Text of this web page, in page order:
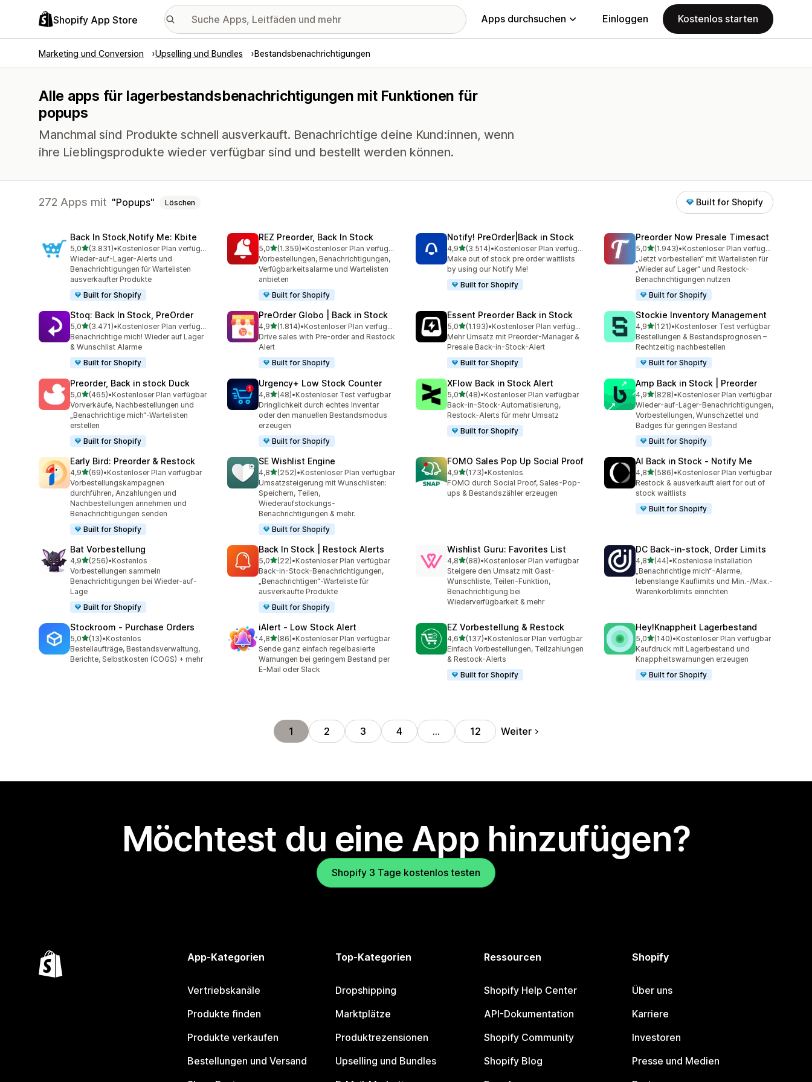
Shopify App Store Apps durchsuchen Einloggen Kostenlos starten
Marketing und Conversion Upselling und Bundles Bestandsbenachrichtigungen
Alle apps für lagerbestandsbenachrichtigungen mit Funktionen für
popups
Manchmal sind Produkte schnell ausverkauft. Benachrichtige deine Kund:innen, wenn
ihre Lieblingsprodukte wieder verfügbar sind und bestellt werden können.
272 Apps mit Popups Löschen Built for Shopify
Back In Stock,Notify Me: Kbite
5,0von 5 Sternen
(3.831)
3831 Rezensionen insgesamt
•
Kostenloser Plan verfügbar
Wieder-auf-Lager-Alerts und
Benachrichtigungen für Wartelisten
ausverkaufter Produkte
Built for Shopify
REZ Preorder, Back In Stock
5,0von 5 Sternen
(1.359)
1359 Rezensionen insgesamt
•
Kostenloser Plan verfügbar
Vorbestellungen, Benachrichtigungen,
Verfügbarkeitsalarme und Wartelisten
anbieten
Built for Shopify
Notify! PreOrder|Back in Stock
4,9von 5 Sternen
(3.514)
3514 Rezensionen insgesamt
•
Kostenloser Plan verfügbar
Make out of stock pre order waitlists
by using our Notify Me!
Built for Shopify
Preorder Now Presale Timesact
5,0von 5 Sternen
(1.943)
1943 Rezensionen insgesamt
•
Kostenloser Plan verfügbar
„Jetzt vorbestellen“ mit Wartelisten für
„Wieder auf Lager“ und Restock-
Benachrichtigungen nutzen
Built for Shopify
Stoq: Back In Stock, PreOrder
5,0von 5 Sternen
(3.471)
3471 Rezensionen insgesamt
•
Kostenloser Plan verfügbar
Benachrichtige mich! Wieder auf Lager
& Wunschlist Alarme
Built for Shopify
PreOrder Globo | Back in Stock
4,9von 5 Sternen
(1.814)
1814 Rezensionen insgesamt
•
Kostenloser Plan verfügbar
Drive sales with Pre-order and Restock
Alert
Built for Shopify
Essent Preorder Back in Stock
5,0von 5 Sternen
(1.193)
1193 Rezensionen insgesamt
•
Kostenloser Plan verfügbar
Mehr Umsatz mit Preorder-Manager &
Presale Back-in-Stock-Alert
Built for Shopify
Stockie Inventory Management
4,9von 5 Sternen
(121)
121 Rezensionen insgesamt
•Kostenloser Test verfügbar
Bestellungen & Bestandsprognosen –
Rechtzeitig nachbestellen
Built for Shopify
Preorder, Back in stock Duck
5,0von 5 Sternen
(465)
465 Rezensionen insgesamt
•Kostenloser Plan verfügbar
Vorverkäufe, Nachbestellungen und
„Benachrichtige mich“-Wartelisten
erstellen
Built for Shopify
Urgency+ Low Stock Counter
4,8von 5 Sternen
(48)
48 Rezensionen insgesamt
•Kostenloser Test verfügbar
Dringlichkeit durch echtes Inventar
oder den manuellen Bestandsmodus
erzeugen
Built for Shopify
XFlow Back in Stock Alert
5,0von 5 Sternen
(48)
48 Rezensionen insgesamt
•Kostenloser Plan verfügbar
Back-in-Stock-Automatisierung,
Restock-Alerts für mehr Umsatz
Built for Shopify
Amp Back in Stock | Preorder
4,9von 5 Sternen
(828)
828 Rezensionen insgesamt
•Kostenloser Plan verfügbar
Wieder-auf-Lager-Benachrichtigungen,
Vorbestellungen, Wunschzettel und
Badges für geringen Bestand
Built for Shopify
Early Bird: Preorder & Restock
4,9von 5 Sternen
(69)
69 Rezensionen insgesamt
•Kostenloser Plan verfügbar
Vorbestellungskampagnen
durchführen, Anzahlungen und
Nachbestellungen annehmen und
Benachrichtigungen senden
Built for Shopify
SE Wishlist Engine
4,8von 5 Sternen
(252)
252 Rezensionen insgesamt
•Kostenloser Plan verfügbar
Umsatzsteigerung mit Wunschlisten:
Speichern, Teilen,
Wiederaufstockungs-
Benachrichtigungen & mehr.
Built for Shopify
FOMO Sales Pop Up Social Proof
4,9von 5 Sternen
(173)
173 Rezensionen insgesamt
•Kostenlos
FOMO durch Social Proof, Sales-Pop-
ups & Bestandszähler erzeugen
AI Back in Stock ‑ Notify Me
4,8von 5 Sternen
(586)
586 Rezensionen insgesamt
•Kostenloser Plan verfügbar
Restock & ausverkauft alert for out of
stock waitlists
Built for Shopify
Bat Vorbestellung
4,9von 5 Sternen
(256)
256 Rezensionen insgesamt
•Kostenlos
Vorbestellungen sammeln
Benachrichtigungen bei Wieder-auf-
Lage
Built for Shopify
Back In Stock | Restock Alerts
5,0von 5 Sternen
(22)
22 Rezensionen insgesamt
•Kostenloser Plan verfügbar
Back-in-Stock-Benachrichtigungen,
„Benachrichtigen“-Warteliste für
ausverkaufte Produkte
Built for Shopify
Wishlist Guru: Favorites List
4,8von 5 Sternen
(88)
88 Rezensionen insgesamt
•Kostenloser Plan verfügbar
Steigere den Umsatz mit Gast-
Wunschliste, Teilen-Funktion,
Benachrichtigung bei
Wiederverfügbarkeit & mehr
DC Back‑in‑stock, Order Limits
4,8von 5 Sternen
(44)
44 Rezensionen insgesamt
•Kostenlose Installation
„Benachrichtige mich“-Alarme,
lebenslange Kauflimits und Min.-/Max.-
Warenkorblimits einrichten
Stockroom ‑ Purchase Orders
5,0von 5 Sternen
(13)
13 Rezensionen insgesamt
•Kostenlos
Bestellaufträge, Bestandsverwaltung,
Berichte, Selbstkosten (COGS) + mehr
iAlert ‑ Low Stock Alert
4,8von 5 Sternen
(86)
86 Rezensionen insgesamt
•Kostenloser Plan verfügbar
Sende ganz einfach regelbasierte
Warnungen bei geringem Bestand per
E-Mail oder Slack
EZ Vorbestellung & Restock
4,6von 5 Sternen
(137)
137 Rezensionen insgesamt
•Kostenloser Plan verfügbar
Einfach Vorbestellungen, Teilzahlungen
& Restock-Alerts
Built for Shopify
Hey!Knappheit Lagerbestand
5,0von 5 Sternen
(140)
140 Rezensionen insgesamt
•Kostenloser Plan verfügbar
Kaufdruck mit Lagerbestand und
Knappheitswarnungen erzeugen
Built for Shopify
1 2 3 4 … 12 Weiter
Möchtest du eine App hinzufügen?
Shopify 3 Tage kostenlos testen
App-Kategorien
Vertriebskanäle
Produkte finden
Produkte verkaufen
Bestellungen und Versand
Top-Kategorien
Dropshipping
Marktplätze
Produktrezensionen
Upselling und Bundles
Ressourcen
Shopify Help Center
API-Dokumentation
Shopify Community
Shopify Blog
Shopify
Über uns
Karriere
Investoren
Presse und Medien